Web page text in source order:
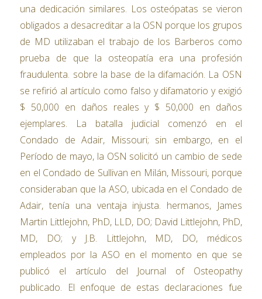
una dedicación similares. Los osteópatas se vieron
obligados a desacreditar a la OSN porque los grupos
de MD utilizaban el trabajo de los Barberos como
prueba de que la osteopatía era una profesión
fraudulenta. sobre la base de la difamación. La OSN
se refirió al artículo como falso y difamatorio y exigió
$ 50,000 en daños reales y $ 50,000 en daños
ejemplares. La batalla judicial comenzó en el
Condado de Adair, Missouri; sin embargo, en el
Período de mayo, la OSN solicitó un cambio de sede
en el Condado de Sullivan en Milán, Missouri, porque
consideraban que la ASO, ubicada en el Condado de
Adair, tenía una ventaja injusta. hermanos, James
Martin Littlejohn, PhD, LLD, DO; David Littlejohn, PhD,
MD, DO; y J.B. Littlejohn, MD, DO, médicos
empleados por la ASO en el momento en que se
publicó el artículo del Journal of Osteopathy
publicado. El enfoque de estas declaraciones fue